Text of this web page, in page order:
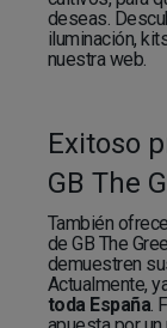
deseas.
iluminación,
nuestra web.
Exitoso
GB The
También
de GB The
demuestren
Actualmente,
toda España.